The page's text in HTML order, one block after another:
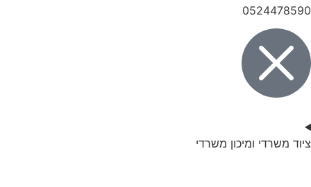
0524478590
ציוד משרדי ומיכון משרדי